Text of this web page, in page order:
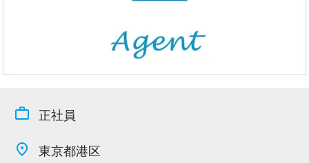
採用ご担当者様
work_outline 正社員
place 東京都港区